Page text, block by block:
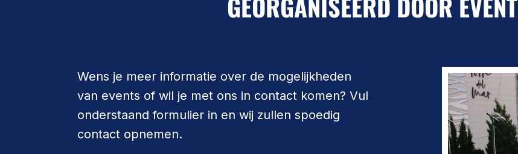
Wens je meer informatie over de mogelijkheden
van events of wil je met ons in contact komen? Vul
onderstaand formulier in en wij zullen spoedig
contact opnemen.